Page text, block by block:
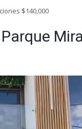
$140,000